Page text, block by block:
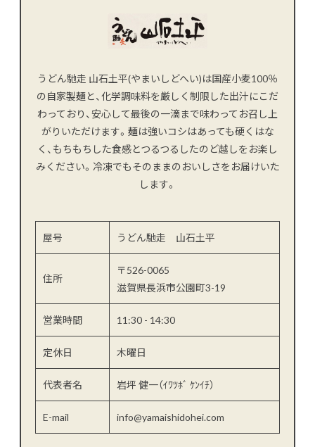
うどん馳走 山石土平(やまいしどへい)は国産小麦100％
の自家製麺と、化学調味料を厳しく制限した出汁にこだ
わっており、安心して最後の一滴まで味わってお召し上
がりいただけます。麺は強いコシはあっても硬くはな
く、もちもちした食感とつるつるしたのど越しをお楽し
みください。冷凍でもそのままのおいしさをお届けいた
します。
屋号 うどん馳走 山石土平
住所
〒526-0065
滋賀県長浜市公園町3-19
営業時間 11:30 - 14:30
定休日 木曜日
代表者名 岩坪 健一（ｲﾜﾂﾎﾞ ｹﾝｲﾁ）
E-mail info@yamaishidohei.com